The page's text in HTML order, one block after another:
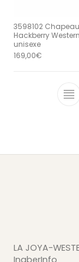
3598102
Hackberry
unisexe
169,00€
LA JOYA-